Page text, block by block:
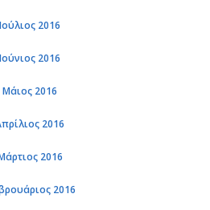
Ιούλιος 2016
Ιούνιος 2016
Μάιος 2016
2016
2016
2016